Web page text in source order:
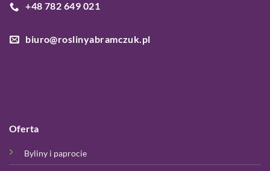
+48 782 649 021
biuro@roslinyabramczuk.pl
Oferta
Byliny i paprocie